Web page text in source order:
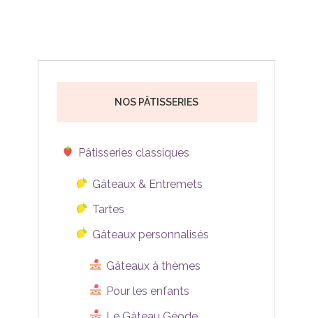
NOS PÂTISSERIES
Pâtisseries classiques
Gâteaux & Entremets
Tartes
Gâteaux personnalisés
Gâteaux à thèmes
Pour les enfants